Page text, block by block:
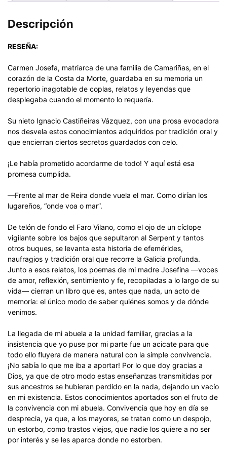
Descripción
RESEÑA:
Carmen Josefa, matriarca de una familia de Camariñas, en el
corazón de la Costa da Morte, guardaba en su memoria un
repertorio inagotable de coplas, relatos y leyendas que
desplegaba cuando el momento lo requería.
Su nieto Ignacio Castiñeiras Vázquez, con una prosa evocadora
nos desvela estos conocimientos adquiridos por tradición oral y
que encierran ciertos secretos guardados con celo.
¡Le había prometido acordarme de todo! Y aquí está esa
promesa cumplida.
—Frente al mar de Reira donde vuela el mar. Como dirían los
lugareños, “onde voa o mar”.
De telón de fondo el Faro Vilano, como el ojo de un cíclope
vigilante sobre los bajos que sepultaron al Serpent y tantos
otros buques, se levanta esta historia de efemérides,
naufragios y tradición oral que recorre la Galicia profunda.
Junto a esos relatos, los poemas de mi madre Josefina —voces
de amor, reflexión, sentimiento y fe, recopiladas a lo largo de su
vida— cierran un libro que es, antes que nada, un acto de
memoria: el único modo de saber quiénes somos y de dónde
venimos.
La llegada de mi abuela a la unidad familiar, gracias a la
insistencia que yo puse por mi parte fue un acicate para que
todo ello fluyera de manera natural con la simple convivencia.
¡No sabía lo que me iba a aportar! Por lo que doy gracias a
Dios, ya que de otro modo estas enseñanzas transmitidas por
sus ancestros se hubieran perdido en la nada, dejando un vacío
en mi existencia. Estos conocimientos aportados son el fruto de
la convivencia con mi abuela. Convivencia que hoy en día se
desprecia, ya que, a los mayores, se tratan como un despojo,
un estorbo, como trastos viejos, que nadie los quiere a no ser
por interés y se les aparca donde no estorben.